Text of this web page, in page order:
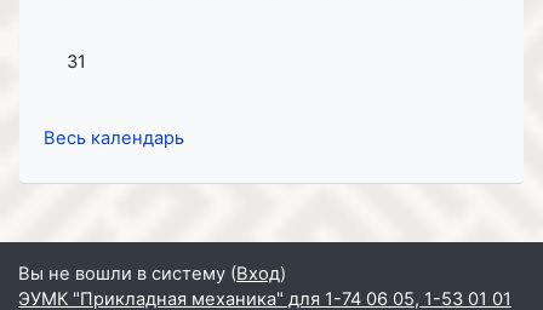
Нет событий, Понедельник 31 Август
31
Весь календарь
Вы не вошли в систему (Вход)
ЭУМК "Прикладная механика" для 1-74 06 05, 1-53 01 01